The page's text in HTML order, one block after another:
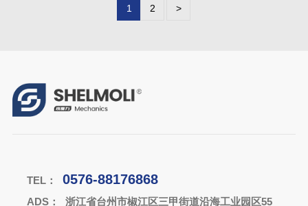
1 2 >
TEL： 0576-88176868
ADS： 浙江省台州市椒江区三甲街道沿海工业园区55